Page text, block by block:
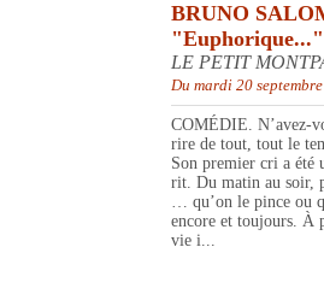
BRUNO
"Euphorique..."
LE PETIT
Du mardi 20
COMÉDIE. N’avez-
rire de tout, tout le
Son premier cri a
rit. Du matin au soir,
… qu’on le pince ou
encore et toujours. À
vie i...